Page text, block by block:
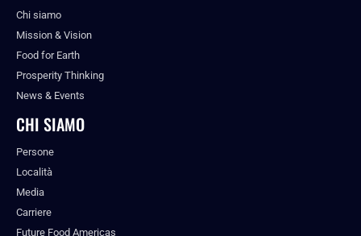
Chi siamo
Mission & Vision
Food for Earth
Prosperity Thinking
News & Events
CHI SIAMO
Persone
Località
Media
Carriere
Future Food Americas